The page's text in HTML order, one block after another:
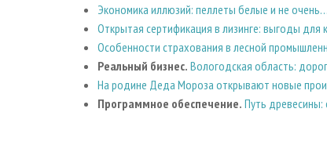
Экономика иллюзий: пеллеты белые и не очень…
Открытая сертификация в лизинге: выгоды для
Особенности страхования в лесной
Реальный бизнес. Вологодская область:
На родине Деда Мороза открывают новые
Программное обеспечение. Путь